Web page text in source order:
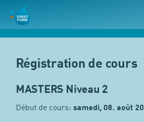
Régistration de cours
MASTERS Niveau 2
Début de cours: samedi, 08. août